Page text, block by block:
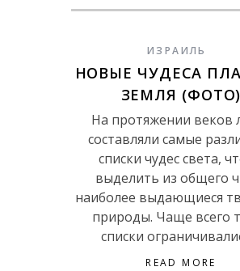
ИЗРАИЛЬ
НОВЫЕ ЧУДЕСА
ЗЕМЛЯ (ФОТО)
На протяжении веков
составляли самые
списки чудес света,
выделить из общего
наиболее выдающиеся
природы. Чаще всего
списки
READ MORE